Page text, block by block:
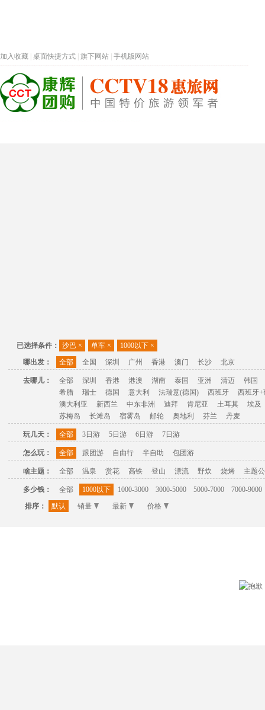
加入收藏 桌面快捷方式 旗下网站 手机版网站
已选择条件： 沙巴 × 单车 × 1000以下 ×
哪出发：
全部 全国 深圳 广州 香港 澳门 长沙 北京
去哪儿： 全部 深圳 香港 港澳 湖南 泰国 亚洲 清迈
韩国
希腊
瑞士 德国 意大利 法瑞意(德国) 西班牙
西班牙+
澳大利亚
新西兰 中东非洲 迪拜 肯尼亚 土耳其
埃及
苏梅岛
长滩岛 宿雾岛 邮轮 奥地利 芬兰 丹麦
玩几天： 全部 3日游 5日游 6日游 7日游
怎么玩： 全部 跟团游 自由行 半自助 包团游
啥主题： 全部 温泉 赏花 高铁 登山 漂流 野炊 烧烤 主题
多少钱： 全部 1000以下 1000-3000 3000-5000 5000-7000
7000-9000
排序：
默认 销量 最新 价格